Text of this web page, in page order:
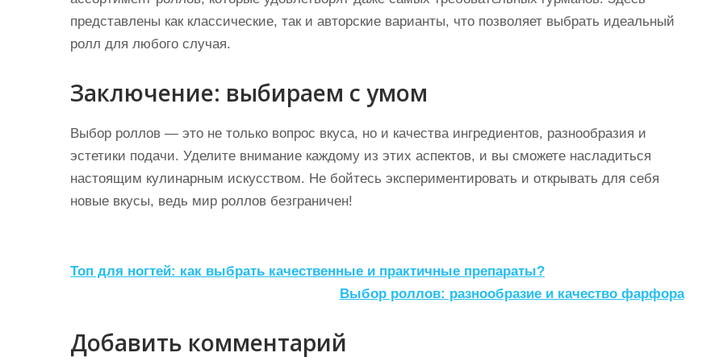
представлены как классические, так и авторские варианты, что позволяет выбрать идеальный
ролл для любого случая.
Заключение: выбираем с умом
Выбор роллов — это не только вопрос вкуса, но и качества ингредиентов, разнообразия и
эстетики подачи. Уделите внимание каждому из этих аспектов, и вы сможете насладиться
настоящим кулинарным искусством. Не бойтесь экспериментировать и открывать для себя
новые вкусы, ведь мир роллов безграничен!
Н
в
и
Топ для ногтей: как выбрать качественные и практичные препараты?
Выбор роллов: разнообразие и качество фарфора
Добавить комментарий